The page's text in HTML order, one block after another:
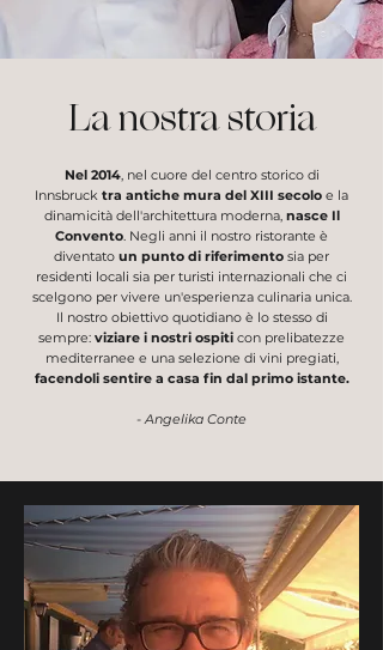
La nostra storia
Nel 2014, nel cuore del centro storico di
Innsbruck tra antiche mura del XIII secolo e la
dinamicità dell'architettura moderna, nasce Il
Convento. Negli anni il nostro ristorante è
diventato un punto di riferimento sia per
residenti locali sia per turisti internazionali che ci
scelgono per vivere un'esperienza culinaria unica.
Il nostro obiettivo quotidiano è lo stesso di
sempre: viziare i nostri ospiti con prelibatezze
mediterranee e una selezione di vini pregiati,
facendoli sentire a casa fin dal primo istante.
- Angelika Conte